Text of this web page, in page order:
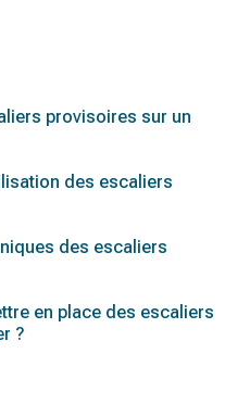
provisoires sur un
des escaliers
des escaliers
en place des escaliers
?